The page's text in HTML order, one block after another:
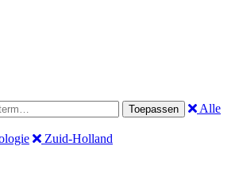
Toepassen
Alle
Zuid-Holland